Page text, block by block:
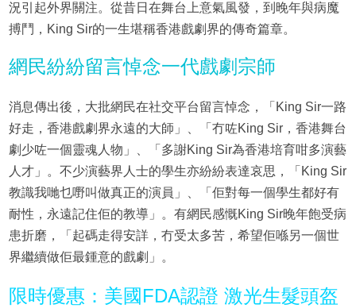
況引起外界關注。從昔日在舞台上意氣風發，到晚年與病魔
搏鬥，King Sir的一生堪稱香港戲劇界的傳奇篇章。
網民紛紛留言悼念一代戲劇宗師
消息傳出後，大批網民在社交平台留言悼念，「King Sir一路
好走，香港戲劇界永遠的大師」、「冇咗King Sir，香港舞台
劇少咗一個靈魂人物」、「多謝King Sir為香港培育咁多演藝
人才」。不少演藝界人士的學生亦紛紛表達哀思，「King Sir
教識我哋乜嘢叫做真正的演員」、「佢對每一個學生都好有
耐性，永遠記住佢的教導」。有網民感慨King Sir晚年飽受病
患折磨，「起碼走得安詳，冇受太多苦，希望佢喺另一個世
界繼續做佢最鍾意的戲劇」。
限時優惠：美國FDA認證 激光生髮頭盔